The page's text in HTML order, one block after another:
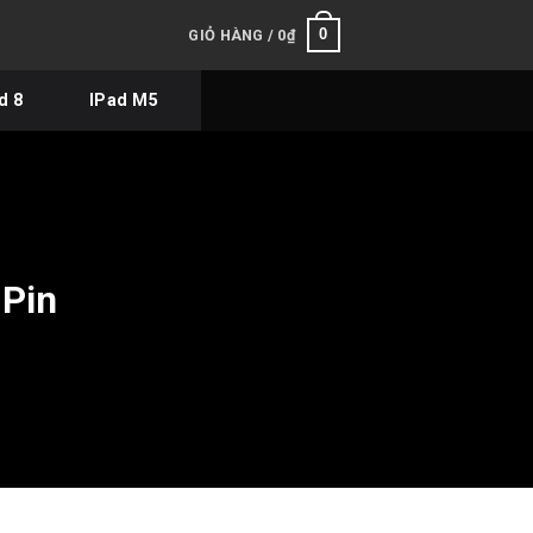
GIỎ HÀNG / 0₫ 0
8 IPad M5